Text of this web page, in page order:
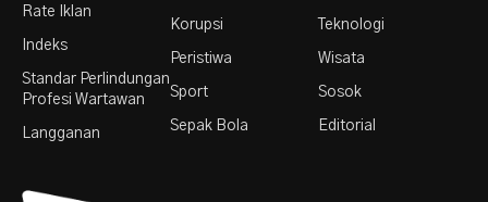
Rate Iklan
Indeks
Standar Perlindungan
Profesi Wartawan
Langganan
Korupsi
Peristiwa
Sport
Sepak Bola
Teknologi
Wisata
Sosok
Editorial